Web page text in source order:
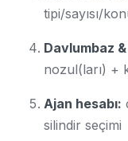
tipi/sayısı/
Davlumbaz
nozul(ları) +
Ajan hesabı:
silindir seçimi